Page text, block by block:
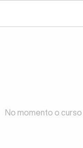
No momento o